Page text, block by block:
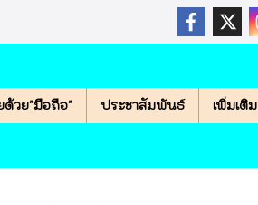
ด้วย"มือถือ" ประชาสัมพันธ์ เพิ่มเติม